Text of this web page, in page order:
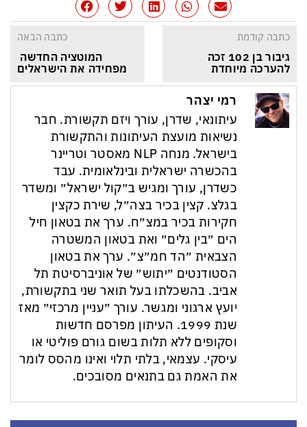
כתבה קודמת
גיבור בן 102 זכה
להערכה מיוחדת
כתבה הבאה
המוטציה החדשה
מפחידה את הישראלים
רמי יצהר
עיתונאי, שדרן, עורך ויזם תקשורת. חבר
נשיאות מועצת העיתונות והתקשורת
בישראל. מנחה NLP מאסטר וטריינר
בהכשרה ישראלית ובינלאומית. עבד
כשדרן, עורך ומגיש ב״קול ישראל״ ומשדר
בגלצ. קצין בכיר בצה״ל, שירת כקצין
חקירות בכיר במצ״ח. ערך את בטאון חיל
הים ״בין גלים״ ואת בטאון המשטרה
הצבאית ״הד חמ״צ״. ערך את בטאון
הסטודנטים ״יתוש״ של אוניברסיטת תל
אביב. בהשכלתו בעל תואר שני בתקשורת,
יועץ ארגוני ומגשר. עורך ״עניין מרכזי״ מאז
שנת 1999. העיתון מפרסם חדשות
וסקופים ללא תלות בשום גורם פוליטי או
עיסקי. עצמאי, בלתי תלוי ואינו מהסס לומר
את האמת גם בתנאים מסובכים.